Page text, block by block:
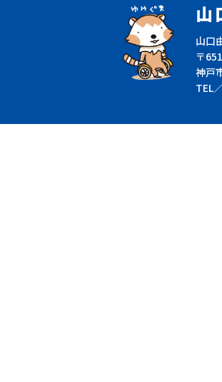
山
山口
〒
神戸
TEL